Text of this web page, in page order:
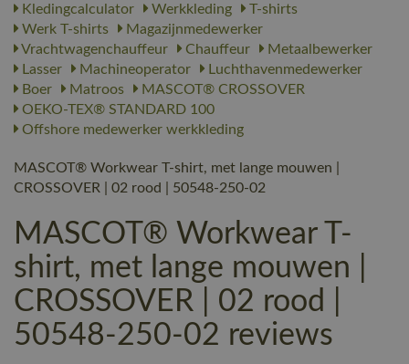
Kledingcalculator
Werkkleding
T-shirts
Werk T-shirts
Magazijnmedewerker
Vrachtwagenchauffeur
Chauffeur
Metaalbewerker
Lasser
Machineoperator
Luchthavenmedewerker
Boer
Matroos
MASCOT® CROSSOVER
OEKO-TEX® STANDARD 100
Offshore medewerker werkkleding
MASCOT® Workwear T-shirt, met lange mouwen |
CROSSOVER | 02 rood | 50548-250-02
MASCOT® Workwear T-
shirt, met lange mouwen |
CROSSOVER | 02 rood |
50548-250-02 reviews